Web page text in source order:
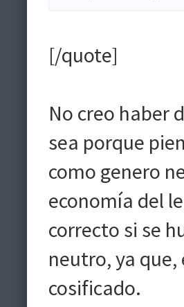
[/quote]
No creo haber
sea porque
como genero
economía del
correcto si se
neutro, ya
cosificado.